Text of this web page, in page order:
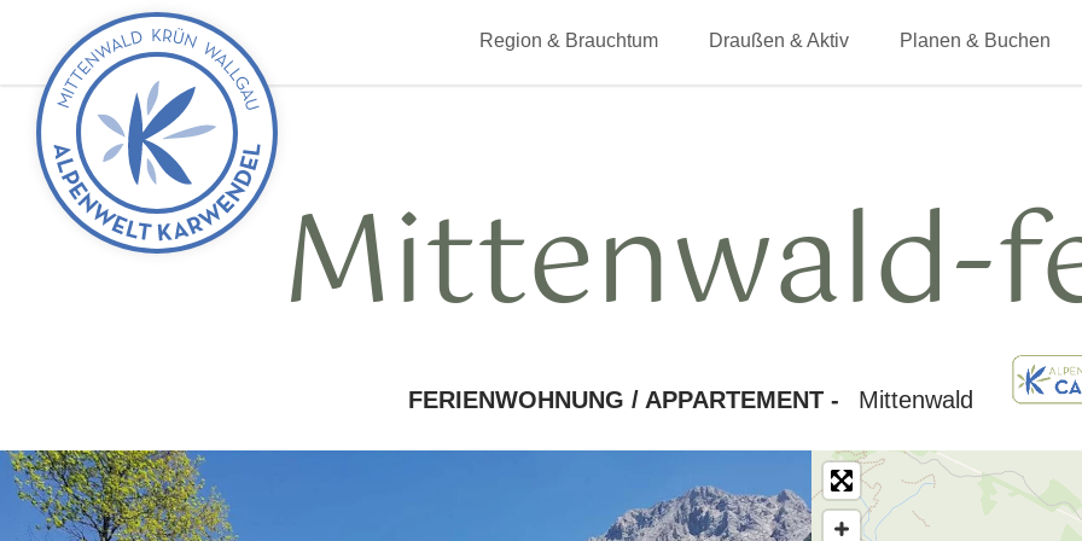
Region & Brauchtum Draußen & Aktiv Planen & Buchen
zurück
zur
Startseite
Mittenwald-
FERIENWOHNUNG / APPARTEMENT - Mittenwald